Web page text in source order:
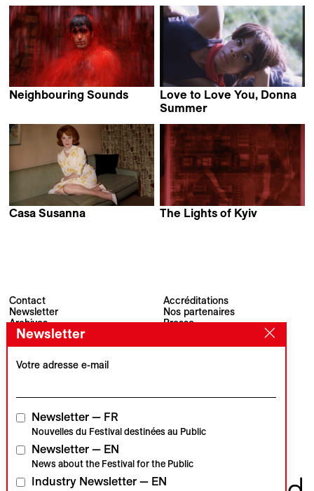
Neighbouring Sounds
Love to Love You, Donna
Summer
Brooklyn Sudano
Casa Susanna
The Lights of Kyiv
Contact
Newsletter
Archives
Accréditations
Nos partenaires
Presse
Visions du Réel
CH–1260 Nyon
Partenaires institutionnels
Newsletter
Votre adresse e-mail
Newsletter — FR
Nouvelles du Festival destinées au Public
Newsletter — EN
News about the Festival for the Public
Industry Newsletter — EN